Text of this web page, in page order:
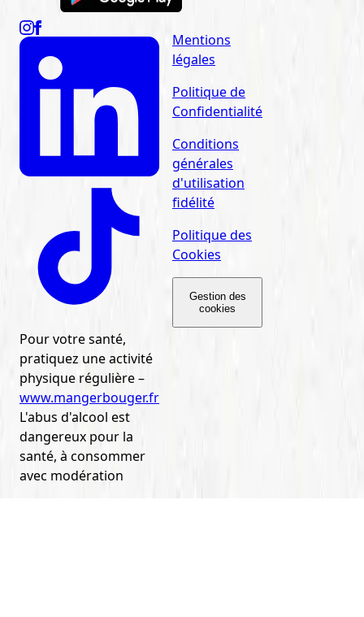
Pour votre santé,
pratiquez une activité
physique régulière –
www.mangerbouger.fr
L'abus d'alcool est
dangereux pour la
santé, à consommer
avec modération
Mentions
légales
Politique de
Confidentialité
Conditions
générales
d'utilisation
fidélité
Politique des
Cookies
Gestion des
cookies